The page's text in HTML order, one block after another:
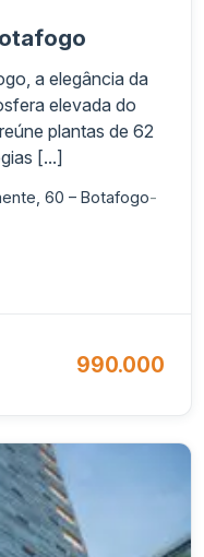
a elegância da
elevada do
plantas de 62
[...]
60 – Botafogo-
990.000